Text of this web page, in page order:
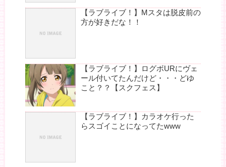
【ラブライブ！】Mスタは脱皮前の
方が好きだな！！
【ラブライブ！】ログボURにヴェ
ール付いてたんだけど・・・どゆ
こと？？【スクフェス】
【ラブライブ！】カラオケ行った
らスゴイことになってたwww